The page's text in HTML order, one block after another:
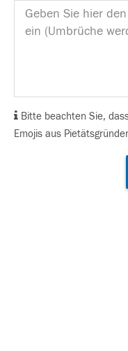
Bitte beachten Sie,
Emojis aus